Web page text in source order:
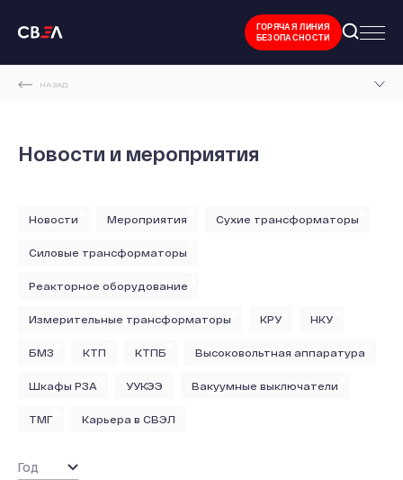
ГОРЯЧАЯ ЛИНИЯ
БЕЗОПАСНОСТИ
НАЗАД
НОВОСТИ И МЕРОПРИЯТИЯ
Новости и мероприятия
Новости Мероприятия Сухие трансформаторы
Силовые трансформаторы
Реакторное оборудование
Измерительные трансформаторы КРУ НКУ
БМЗ КТП КТПБ Высоковольтная аппаратура
Шкафы РЗА УУКЭЭ Вакуумные выключатели
ТМГ Карьера в СВЭЛ